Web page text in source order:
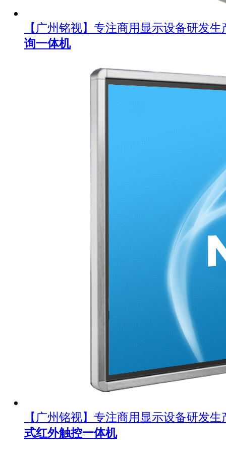
【广州铭视】专注商用显示设备研发
询一体机
【广州铭视】专注商用显示设备研发
式红外触控一体机